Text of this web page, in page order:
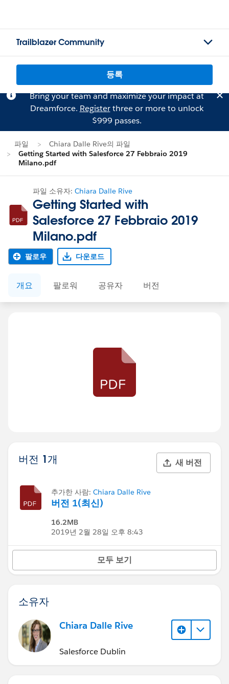
Trailblazer Community
등록
Bring your team and maximize your impact at
Dreamforce. Registerthree or more to unlock
$999 passes.
파일
Chiara Dalle Rive의 파일
Getting Started with Salesforce 27 Febbraio 2019
Milano.pdf
파일 소유자: Chiara Dalle Rive
Getting Started with
Salesforce 27 Febbraio 2019
Milano.pdf
팔로우 다운로드
개요 팔로워 공유자 버전
버전 1개 새 버전
추가한 사람: Chiara Dalle Rive
버전 1(최신)
16.2MB
2019년 2월 28일 오후 8:43
모두 보기
소유자
Chiara Dalle Rive
Salesforce Dublin